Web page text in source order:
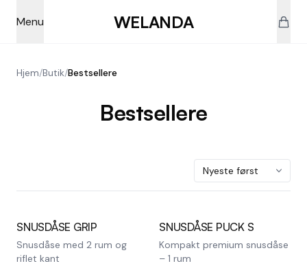
Menu
WELANDA
Hjem/Butik/Bestsellere
Bestsellere
SNUSDÅSE GRIP
Snusdåse med 2 rum og
riflet kant
SNUSDÅSE PUCK S
Kompakt premium snusdåse
– 1 rum